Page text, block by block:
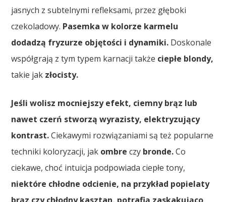
jasnych z subtelnymi refleksami, przez głęboki
czekoladowy. Pasemka w kolorze karmelu
dodadzą fryzurze objętości i dynamiki. Doskonale
współgrają z tym typem karnacji także ciepłe blondy,
takie jak złocisty.
Jeśli wolisz mocniejszy efekt, ciemny brąz lub
nawet czerń stworzą wyrazisty, elektryzujący
kontrast.Ciekawymi rozwiązaniami są też popularne
techniki koloryzacji, jak ombre czy bronde.Co
ciekawe, choć intuicja podpowiada ciepłe tony,
niektóre chłodne odcienie, na przykład popielaty
brąz czy chłodny kasztan, potrafią zaskakująco